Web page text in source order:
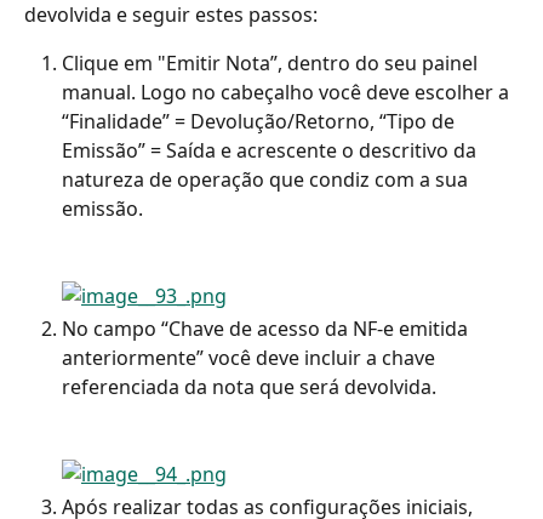
devolvida e seguir estes passos:
Clique em "Emitir Nota”, dentro do seu painel
manual. Logo no cabeçalho você deve escolher a
“Finalidade” = Devolução/Retorno, “Tipo de
Emissão” = Saída e acrescente o descritivo da
natureza de operação que condiz com a sua
emissão.
No campo “Chave de acesso da NF-e emitida
anteriormente” você deve incluir a chave
referenciada da nota que será devolvida.
Após realizar todas as configurações iniciais,